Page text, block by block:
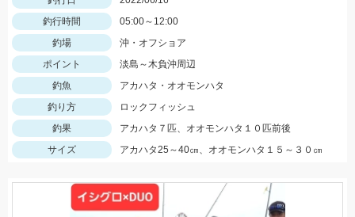
釣行時間
05:00～12:00
釣場
沖・オフショア
ポイント
淡島～木負沖周辺
釣魚
アカハタ・オオモンハタ
釣り方
ロックフィッシュ
釣果
アカハタ７匹、オオモンハタ１０匹前後
サイズ
アカハタ25～40㎝、オオモンハタ１５～３０㎝